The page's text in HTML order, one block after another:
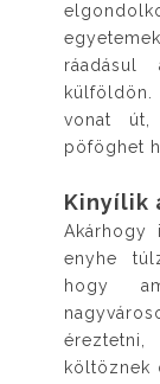
ráadásul
vonat
pöföghet
Kinyílik
Akárhogy
enyhe
hogy
költöznek